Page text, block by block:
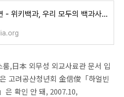
자유시 참변 - 위키백과, 우리 모두의 백과사전
,日本 외무성 외교사료관 문서 입
고려공산청년회 金信俊「하얼빈
은 확인 안 돼, 2007.10,